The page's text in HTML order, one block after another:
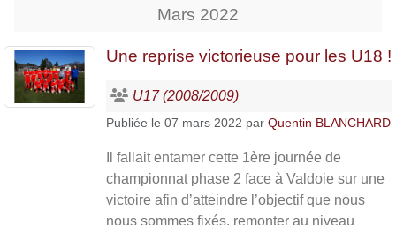
Mars 2022
Une reprise victorieuse pour les U18 !
U17 (2008/2009)
Publiée le 07 mars 2022 par Quentin BLANCHARD
Il fallait entamer cette 1ère journée de
championnat phase 2 face à Valdoie sur une
victoire afin d’atteindre l’objectif que nous
nous sommes fixés, remonter au niveau